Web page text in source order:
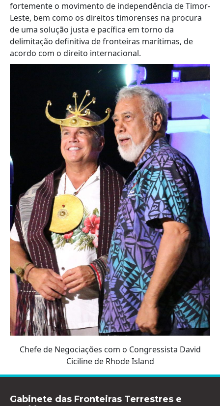
fortemente o movimento de independência de Timor-
Leste, bem como os direitos timorenses na procura
de uma solução justa e pacífica em torno da
delimitação definitiva de fronteiras marítimas, de
acordo com o direito internacional.
Chefe de Negociações com o Congressista David
Ciciline de Rhode Island
Gabinete das Fronteiras Terrestres e